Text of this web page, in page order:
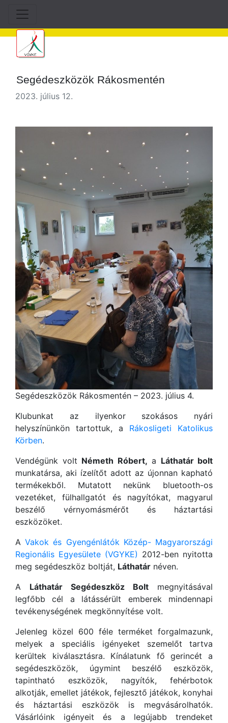
Segédeszközök Rákosmentén
2023. július 12.
Segédeszközök Rákosmentén – 2023. július 4.
Klubunkat az ilyenkor szokásos nyári
helyszínünkön tartottuk, a Rákosligeti Katolikus
Körben.
Vendégünk volt Németh Róbert, a Láthatár bolt
munkatársa, aki ízelítőt adott az újonnan kapható
termékekből. Mutatott nekünk bluetooth-os
vezetéket, fülhallgatót és nagyítókat, magyarul
beszélő vérnyomásmérőt és háztartási
eszközöket.
AVakok és Gyengénlátók Közép- Magyarországi
Regionális Egyesülete (VGYKE) 2012-ben nyitotta
meg segédeszköz boltját, Láthatár néven.
A Láthatár Segédeszköz Bolt megnyitásával
legfőbb cél a látássérült emberek mindennapi
tevékenységének megkönnyítése volt.
Jelenleg közel 600 féle terméket forgalmazunk,
melyek a speciális igényeket szemelőt tartva
kerültek kiválasztásra. Kínálatunk fő gerincét a
segédeszközök, úgymint beszélő eszközök,
tapintható eszközök, nagyítók, fehérbotok
alkotják, emellet játékok, fejlesztő játékok, konyhai
és háztartási eszközök is megvásárolhatók.
Vásárlóink igényeit és a legújabb trendeket